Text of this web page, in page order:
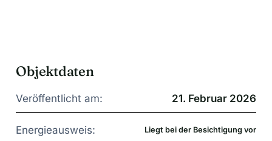
Objektdaten
Veröffentlicht am: 21. Februar 2026
Energieausweis: Liegt bei der Besichtigung vor